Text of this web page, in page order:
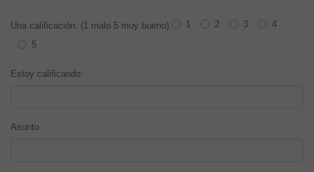
Una calificación: (1 malo 5 muy bueno) 1 2 3
4
5
Estoy calificando:
Asunto: